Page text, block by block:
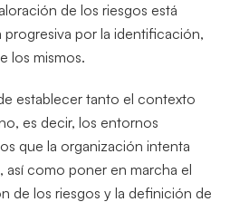
de los riesgos está
progresiva por la identificación,
los mismos.
establecer tanto el contexto
es decir, los entornos
que la organización intenta
así como poner en marcha el
de los riesgos y la definición de